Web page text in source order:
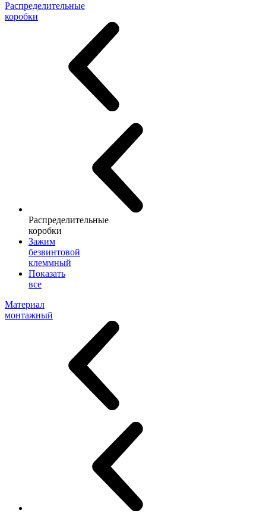
Распределительные
коробки
Распределительные
коробки
Зажим
безвинтовой
клеммный
Показать
все
Материал
монтажный